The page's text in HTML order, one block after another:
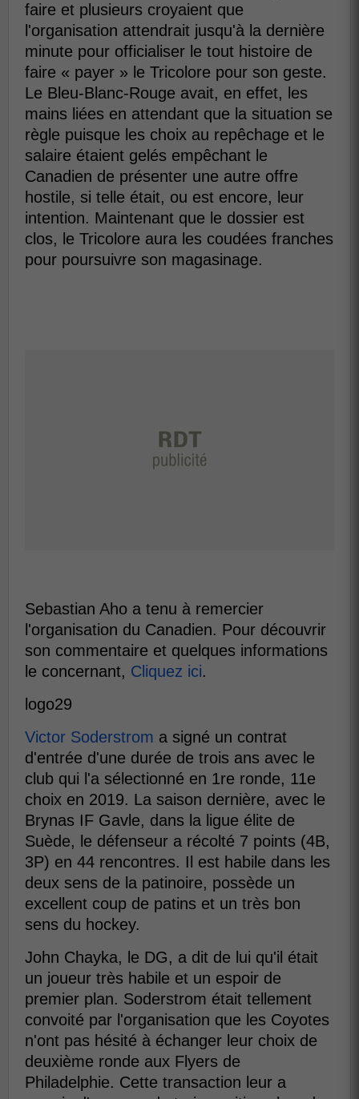
faire et plusieurs croyaient que
l'organisation attendrait jusqu'à la dernière
minute pour officialiser le tout histoire de
faire « payer » le Tricolore pour son geste.
Le Bleu-Blanc-Rouge avait, en effet, les
mains liées en attendant que la situation se
règle puisque les choix au repêchage et le
salaire étaient gelés empêchant le
Canadien de présenter une autre offre
hostile, si telle était, ou est encore, leur
intention. Maintenant que le dossier est
clos, le Tricolore aura les coudées franches
pour poursuivre son magasinage.
Sebastian Aho a tenu à remercier
l'organisation du Canadien. Pour découvrir
son commentaire et quelques informations
le concernant, Cliquez ici.
logo29
Victor Soderstrom a signé un contrat
d'entrée d'une durée de trois ans avec le
club qui l'a sélectionné en 1re ronde, 11e
choix en 2019. La saison dernière, avec le
Brynas IF Gavle, dans la ligue élite de
Suède, le défenseur a récolté 7 points (4B,
3P) en 44 rencontres. Il est habile dans les
deux sens de la patinoire, possède un
excellent coup de patins et un très bon
sens du hockey.
John Chayka, le DG, a dit de lui qu'il était
un joueur très habile et un espoir de
premier plan. Soderstrom était tellement
convoité par l'organisation que les Coyotes
n'ont pas hésité à échanger leur choix de
deuxième ronde aux Flyers de
Philadelphie. Cette transaction leur a